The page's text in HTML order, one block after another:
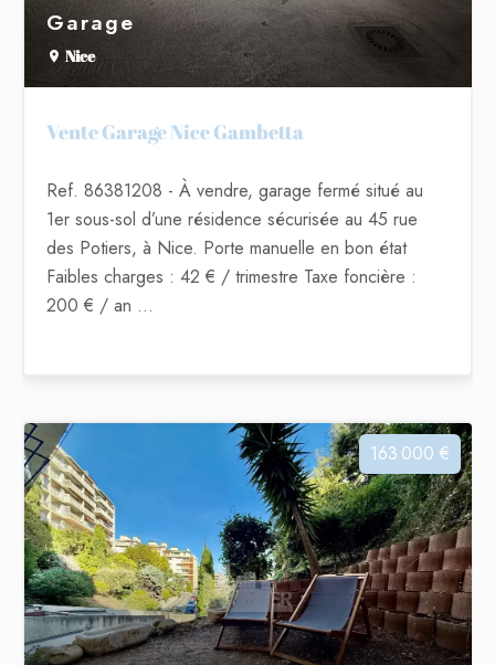
Garage
Nice
Vente Garage Nice Gambetta
Ref. 86381208 - À vendre, garage fermé situé au
1er sous-sol d’une résidence sécurisée au 45 rue
des Potiers, à Nice. Porte manuelle en bon état
Faibles charges : 42 € / trimestre Taxe foncière :
200 € / an ...
163 000 €